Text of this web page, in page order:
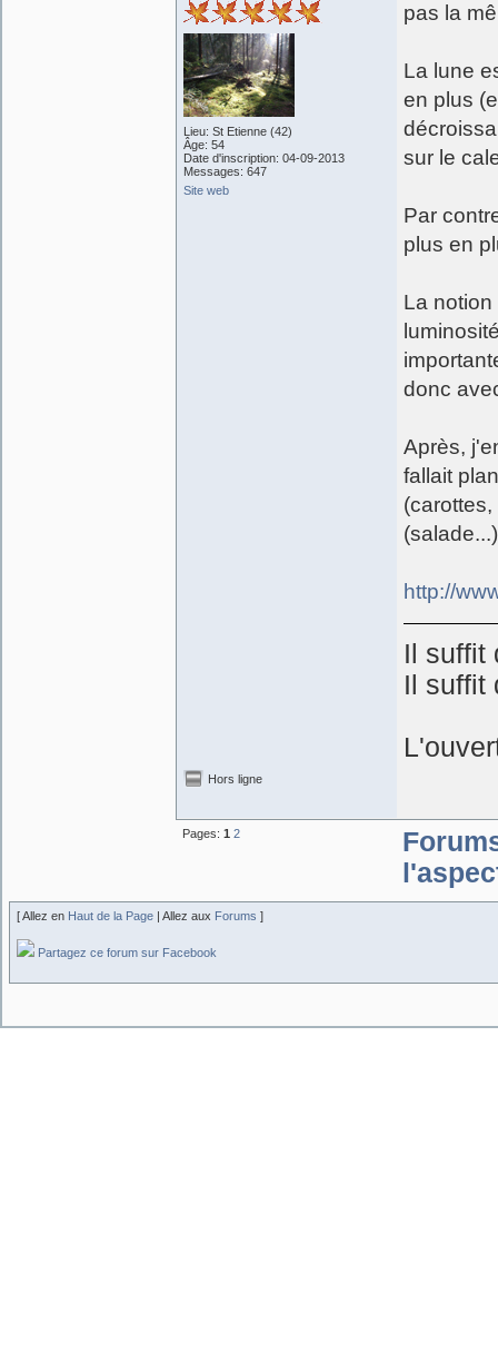
Lieu: St Etienne (42)
Âge: 54
Date d'inscription: 04-09-2013
Messages: 647
Site web
pas la
La lune
en plus
sur le
Par
plus en
La
donc
Après,
fallait
http://
Il suffit
Il suffit
Hors ligne
Pages: 1 2
[ Allez en Haut de la Page | Allez aux Forums ]
Partagez ce forum sur Facebook